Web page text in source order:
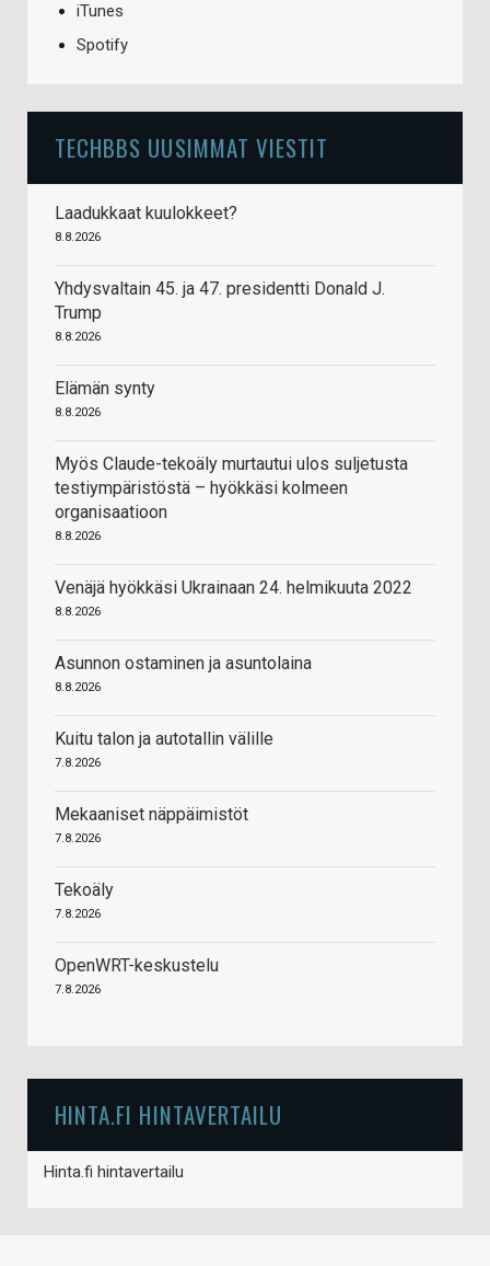
iTunes
Spotify
TECHBBS UUSIMMAT VIESTIT
Laadukkaat kuulokkeet?
8.8.2026
Yhdysvaltain 45. ja 47. presidentti Donald J.
Trump
8.8.2026
Elämän synty
8.8.2026
Myös Claude-tekoäly murtautui ulos suljetusta
testiympäristöstä – hyökkäsi kolmeen
organisaatioon
8.8.2026
Venäjä hyökkäsi Ukrainaan 24. helmikuuta 2022
8.8.2026
Asunnon ostaminen ja asuntolaina
8.8.2026
Kuitu talon ja autotallin välille
7.8.2026
Mekaaniset näppäimistöt
7.8.2026
Tekoäly
7.8.2026
OpenWRT-keskustelu
7.8.2026
HINTA.FI HINTAVERTAILU
Hinta.fi hintavertailu